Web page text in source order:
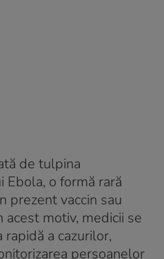
de tulpina
Ebola, o formă rară
prezent vaccin sau
motiv, medicii se
a cazurilor,
persoanelor